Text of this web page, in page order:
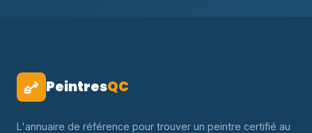
PeintresQC
L'annuaire de référence pour trouver un peintre certifié au